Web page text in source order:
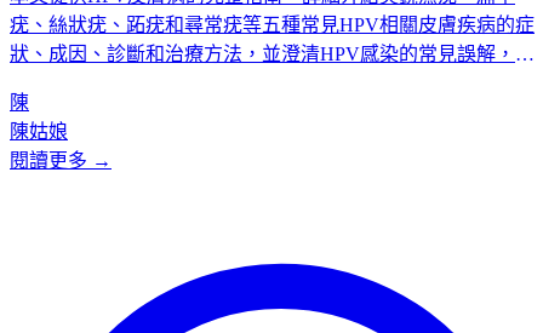
疣、絲狀疣、跖疣和尋常疣等五種常見HPV相關皮膚疾病的症
狀、成因、診斷和治療方法，並澄清HPV感染的常見誤解，提
陳
陳姑娘
閱讀更多 →